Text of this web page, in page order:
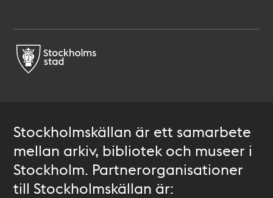
Stockholmskällan är ett samarbete
mellan arkiv, bibliotek och museer i
Stockholm. Partnerorganisationer
till Stockholmskällan är: